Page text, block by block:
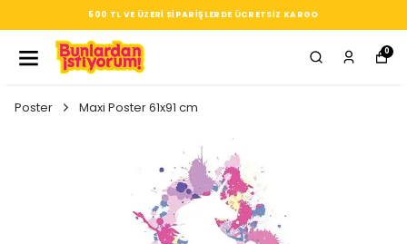
SEÇTIĞIN HER ÜRÜN, TARZINA DAIR KÜÇÜK BIR IMZA
0
Poster Maxi Poster 61x91 cm